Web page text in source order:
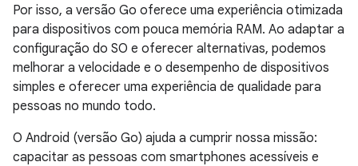
Por isso, a versão Go oferece uma experiência otimizada
para dispositivos com pouca memória RAM. Ao adaptar a
configuração do SO e oferecer alternativas, podemos
melhorar a velocidade e o desempenho de dispositivos
simples e oferecer uma experiência de qualidade para
pessoas no mundo todo.
O Android (versão Go) ajuda a cumprir nossa missão:
capacitar as pessoas com smartphones acessíveis e